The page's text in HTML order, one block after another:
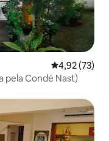
4,92 de uma
4,92 (73)
pela Condé Nast)